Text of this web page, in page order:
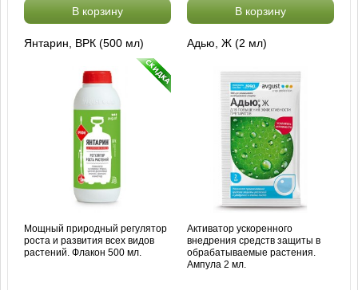
В корзину В корзину
Янтарин, ВРК (500 мл)
Мощный природный регулятор
роста и развития всех видов
растений. Флакон 500 мл.
Адью, Ж (2 мл)
Активатор ускоренного
внедрения средств защиты в
обрабатываемые растения.
Ампула 2 мл.